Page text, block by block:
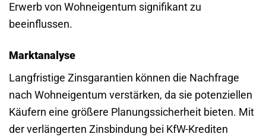
Erwerb von Wohneigentum signifikant zu
beeinflussen.
Marktanalyse
Langfristige Zinsgarantien können die Nachfrage
nach Wohneigentum verstärken, da sie potenziellen
Käufern eine größere Planungssicherheit bieten. Mit
der verlängerten Zinsbindung bei KfW-Krediten